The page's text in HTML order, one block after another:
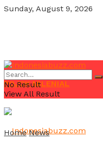
Sunday, August 9, 2026
POJOK MILENIAL
No Result
View All Result
Home News